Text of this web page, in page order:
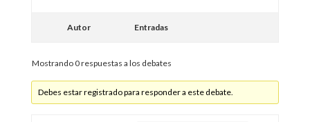
Autor Entradas
Mostrando 0 respuestas a los debates
Debes estar registrado para responder a este debate.